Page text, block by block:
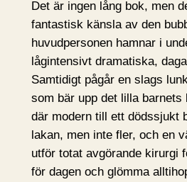
Det är ingen lång bok, men
fantastisk känsla av den
huvudpersonen hamnar i
lågintensivt dramatiska,
Samtidigt pågår en slags
som bär upp det lilla barnets
där modern till ett dödssjukt
lakan, men inte fler, och en
utför totat avgörande kirurgi
för dagen och glömma